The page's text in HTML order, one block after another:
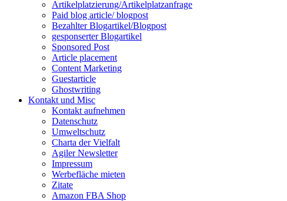
Artikelplatzierung/Artikelplatzanfrage
Paid blog article/ blogpost
Bezahlter Blogartikel/Blogpost
gesponserter Blogartikel
Sponsored Post
Article placement
Content Marketing
Guestarticle
Ghostwriting
Kontakt und Misc
Kontakt aufnehmen
Datenschutz
Umweltschutz
Charta der Vielfalt
Agiler Newsletter
Impressum
Werbefläche mieten
Zitate
Amazon FBA Shop